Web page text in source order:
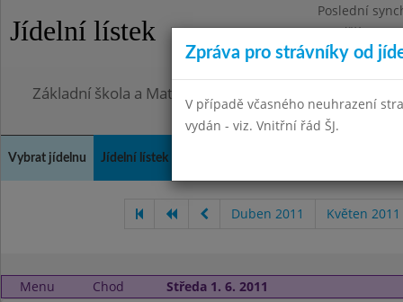
Jídelní lístek
Poslední
Pondělí
Omezení
Základní škola a Mateřská škola, Praha 4, Ohradní 49
Vybrat jídelnu Jídelní lístek
Duben 2011 Květen 2011
Menu Chod Středa 1. 6. 2011
Zpráva pro strávníky od
V případě včasného neuhrazení
vydán - viz. Vnitřní řád ŠJ.